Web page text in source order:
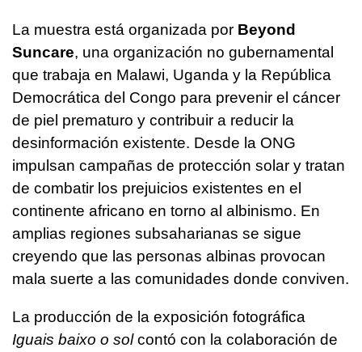
La muestra está organizada por Beyond
Suncare, una organización no gubernamental
que trabaja en Malawi, Uganda y la República
Democrática del Congo para prevenir el cáncer
de piel prematuro y contribuir a reducir la
desinformación existente. Desde la ONG
impulsan campañas de protección solar y tratan
de combatir los prejuicios existentes en el
continente africano en torno al albinismo. En
amplias regiones subsaharianas se sigue
creyendo que las personas albinas provocan
mala suerte a las comunidades donde conviven.
La producción de la exposición fotográfica
Iguais baixo o solcontó con la colaboración de